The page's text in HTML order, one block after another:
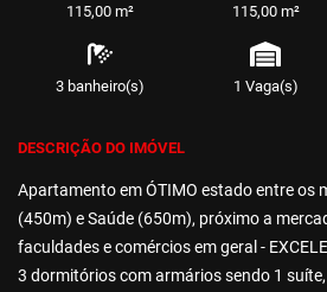
115,00 m² 115,00 m²
3 banheiro(s) 1 Vaga(s)
DESCRIÇÃO DO IMÓVEL
Apartamento em ÓTIMO estado entre os
(450m) e Saúde (650m), próximo a
faculdades e comércios em geral -
3 dormitórios com armários sendo 1